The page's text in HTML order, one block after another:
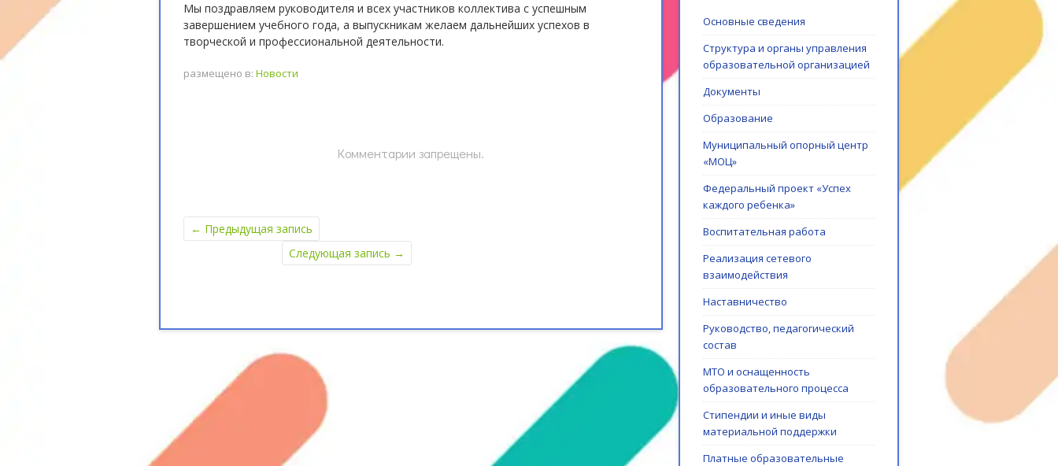
Мы поздравляем руководителя и всех участников коллектива с успешным
завершением учебного года, а выпускникам желаем дальнейших успехов в
творческой и профессиональной деятельности.
размещено в: Новости
Комментарии запрещены.
← Предыдущая запись
Следующая запись →
Основные сведения
Структура и органы управления
образовательной организацией
Документы
Образование
Муниципальный опорный центр
«МОЦ»
Федеральный проект «Успех
каждого ребенка»
Воспитательная работа
Реализация сетевого
взаимодействия
Наставничество
Руководство, педагогический
состав
МТО и оснащенность
образовательного процесса
Стипендии и иные виды
материальной поддержки
Платные образовательные